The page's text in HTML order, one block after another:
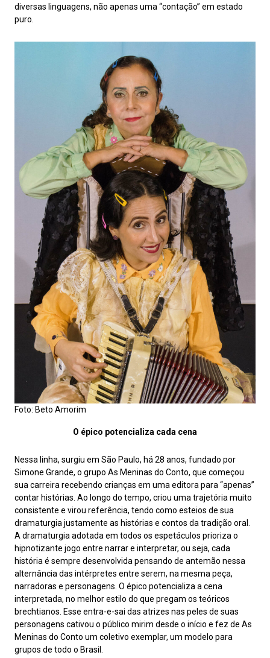
diversas linguagens, não apenas uma “contação” em estado
puro.
Foto: Beto Amorim
O épico potencializa cada cena
Nessa linha, surgiu em São Paulo, há 28 anos, fundado por
Simone Grande, o grupo As Meninas do Conto, que começou
sua carreira recebendo crianças em uma editora para “apenas”
contar histórias. Ao longo do tempo, criou uma trajetória muito
consistente e virou referência, tendo como esteios de sua
dramaturgia justamente as histórias e contos da tradição oral.
A dramaturgia adotada em todos os espetáculos prioriza o
hipnotizante jogo entre narrar e interpretar, ou seja, cada
história é sempre desenvolvida pensando de antemão nessa
alternância das intérpretes entre serem, na mesma peça,
narradoras e personagens. O épico potencializa a cena
interpretada, no melhor estilo do que pregam os teóricos
brechtianos. Esse entra-e-sai das atrizes nas peles de suas
personagens cativou o público mirim desde o início e fez de As
Meninas do Conto um coletivo exemplar, um modelo para
grupos de todo o Brasil.